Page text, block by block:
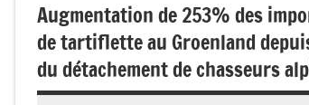
Augmentation de 253% des
de tartiflette au Groenland
du détachement de chasseurs